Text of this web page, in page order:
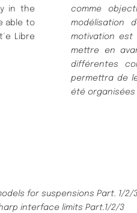
in the
able to
Libre
comme
modélisation
motivation
mettre en
différentes
permettra de
été organisées
for suspensions Part. 1/2/
interface limits Part.1/2/3